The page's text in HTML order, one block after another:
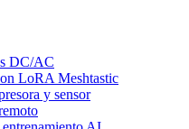
DC/AC
LoRA Meshtastic
y sensor